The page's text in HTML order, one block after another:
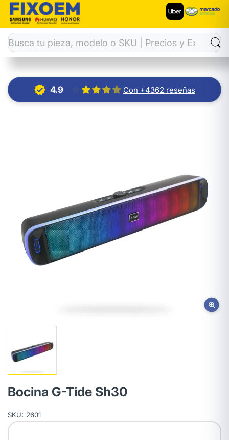
Inicio Bocina/Auricular Bocina G-Tide Sh30
4.9 Con +4362 reseñas
Bocina G-Tide Sh30
SKU: 2601